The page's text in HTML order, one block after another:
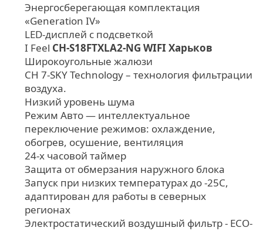
Энергосберегающая комплектация
«Generation IV»
LED-дисплей с подсветкой
I Feel CH-S18FTXLA2-NG WIFI Харьков
Широкоугольные жалюзи
CH 7-SKY Technology – технология фильтрации
воздуха.
Низкий уровень шума
Режим Авто — интеллектуальное
переключение режимов: охлаждение,
обогрев, осушение, вентиляция
24-х часовой таймер
Защита от обмерзания наружного блока
Запуск при низких температурах до -25С,
адаптирован для работы в северных
регионах
Электростатический воздушный фильтр - ЕСО-